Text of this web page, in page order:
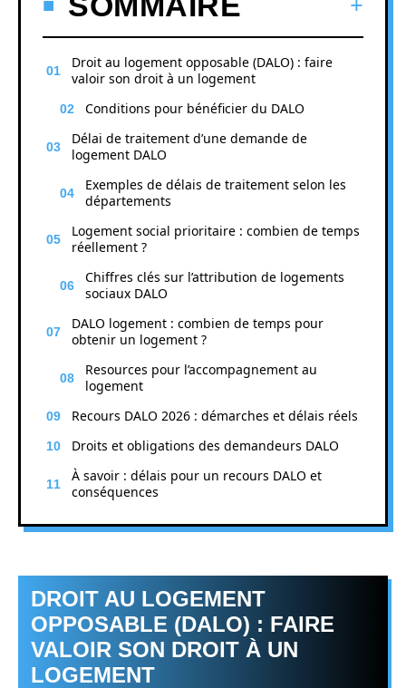
Droit au logement opposable (DALO) : faire
valoir son droit à un logement
Conditions pour bénéficier du DALO
Délai de traitement d’une demande de
logement DALO
Exemples de délais de traitement selon les
départements
Logement social prioritaire : combien de temps
réellement ?
Chiffres clés sur l’attribution de logements
sociaux DALO
DALO logement : combien de temps pour
obtenir un logement ?
Resources pour l’accompagnement au
logement
Recours DALO 2026 : démarches et délais réels
Droits et obligations des demandeurs DALO
À savoir : délais pour un recours DALO et
conséquences
DROIT AU LOGEMENT
OPPOSABLE (DALO) : FAIRE
VALOIR SON DROIT À UN
LOGEMENT